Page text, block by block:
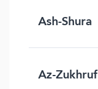
Ash-Shura
Az-Zukhruf